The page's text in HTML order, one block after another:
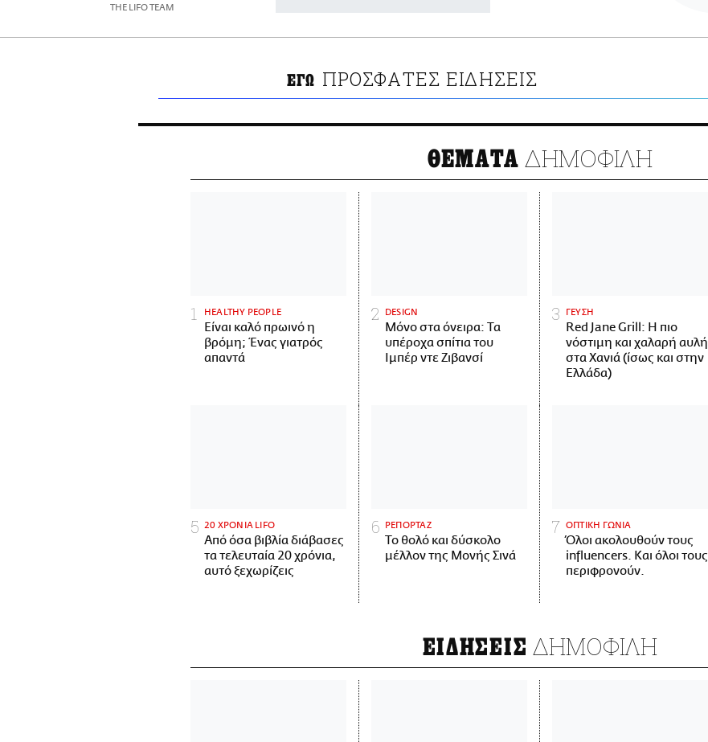
THE LIFO TEAM
ΕΓΩ ΠΡΟΣΦΑΤΕΣ ΕΙΔΗΣΕΙΣ
ΘΕΜΑΤΑ ΔΗΜΟΦΙΛΗ
HEALTHY PEOPLE
Είναι καλό πρωινό η
βρόμη; Ένας γιατρός
απαντά
DESIGN
Μόνο στα όνειρα: Τα
υπέροχα σπίτια του
Ιμπέρ ντε Ζιβανσί
ΓΕΥΣΗ
Red Jane Grill: Η πιο
νόστιμη και χαλαρή αυλή
στα Χανιά (ίσως και στην
Ελλάδα)
20 ΧΡΟΝΙΑ LIFO
Από όσα βιβλία διάβασες
τα τελευταία 20 χρόνια,
αυτό ξεχωρίζεις
ΡΕΠΟΡΤΑΖ
Το θολό και δύσκολο
μέλλον της Μονής Σινά
ΟΠΤΙΚΗ ΓΩΝΙΑ
Όλοι ακολουθούν τους
influencers. Και όλοι τους
περιφρονούν.
ΕΙΔΗΣΕΙΣ ΔΗΜΟΦΙΛΗ